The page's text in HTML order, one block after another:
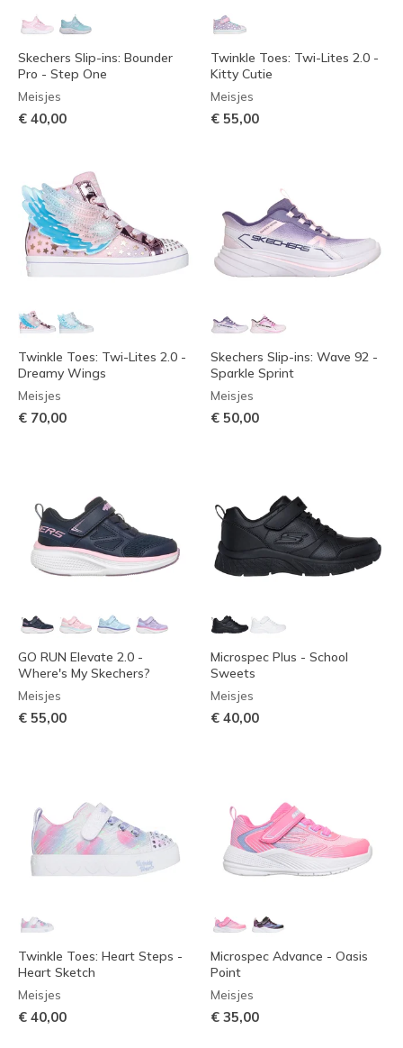
Skechers Slip-ins: Bounder
Pro - Step One
Meisjes
€ 40,00
Twinkle Toes: Twi-Lites 2.0 -
Kitty Cutie
Meisjes
€ 55,00
Twinkle Toes: Twi-Lites 2.0 -
Dreamy Wings
Meisjes
€ 70,00
Skechers Slip-ins: Wave 92 -
Sparkle Sprint
Meisjes
€ 50,00
GO RUN Elevate 2.0 -
Where's My Skechers?
Meisjes
€ 55,00
Microspec Plus - School
Sweets
Meisjes
€ 40,00
Twinkle Toes: Heart Steps -
Heart Sketch
Meisjes
€ 40,00
Microspec Advance - Oasis
Point
Meisjes
€ 35,00